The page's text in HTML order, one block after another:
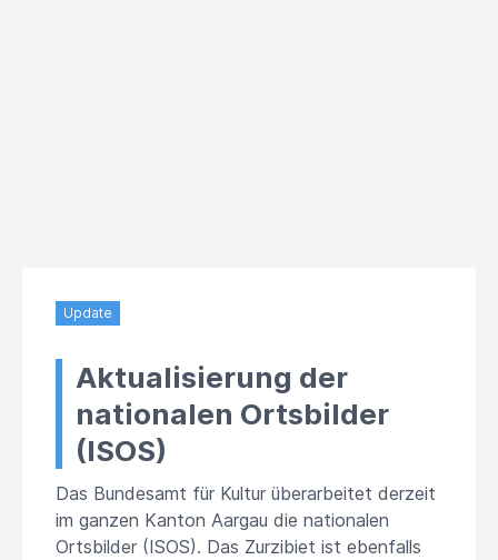
Update
Aktualisierung der
nationalen Ortsbilder
(ISOS)
Das Bundesamt für Kultur überarbeitet derzeit
im ganzen Kanton Aargau die nationalen
Ortsbilder (ISOS). Das Zurzibiet ist ebenfalls